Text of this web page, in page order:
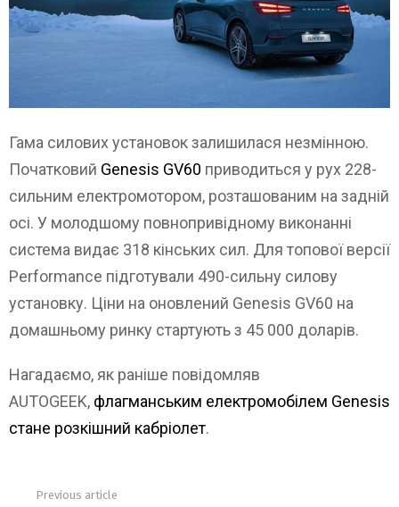
Гама силових установок залишилася незмінною.
Початковий Genesis GV60 приводиться у рух 228-
сильним електромотором, розташованим на задній
осі. У молодшому повнопривідному виконанні
система видає 318 кінських сил. Для топової версії
Performance підготували 490-сильну силову
установку. Ціни на оновлений Genesis GV60 на
домашньому ринку стартують з 45 000 доларів.
Нагадаємо, як раніше повідомляв
AUTOGEEK, флагманським електромобілем Genesis
стане розкішний кабріолет.
Previous article